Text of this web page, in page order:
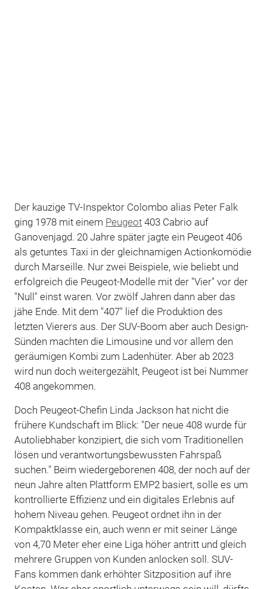
Der kauzige TV-Inspektor Colombo alias Peter Falk
ging 1978 mit einem Peugeot403 Cabrio auf
Ganovenjagd. 20 Jahre später jagte ein Peugeot 406
als getuntes Taxi in der gleichnamigen Actionkomödie
durch Marseille. Nur zwei Beispiele, wie beliebt und
erfolgreich die Peugeot-Modelle mit der "Vier" vor der
"Null" einst waren. Vor zwölf Jahren dann aber das
jähe Ende. Mit dem "407" lief die Produktion des
letzten Vierers aus. Der SUV-Boom aber auch Design-
Sünden machten die Limousine und vor allem den
geräumigen Kombi zum Ladenhüter. Aber ab 2023
wird nun doch weitergezählt, Peugeot ist bei Nummer
408 angekommen.
Doch Peugeot-Chefin Linda Jackson hat nicht die
frühere Kundschaft im Blick: "Der neue 408 wurde für
Autoliebhaber konzipiert, die sich vom Traditionellen
lösen und verantwortungsbewussten Fahrspaß
suchen." Beim wiedergeborenen 408, der noch auf der
neun Jahre alten Plattform EMP2 basiert, solle es um
kontrollierte Effizienz und ein digitales Erlebnis auf
hohem Niveau gehen. Peugeot ordnet ihn in der
Kompaktklasse ein, auch wenn er mit seiner Länge
von 4,70 Meter eher eine Liga höher antritt und gleich
mehrere Gruppen von Kunden anlocken soll. SUV-
Fans kommen dank erhöhter Sitzposition auf ihre